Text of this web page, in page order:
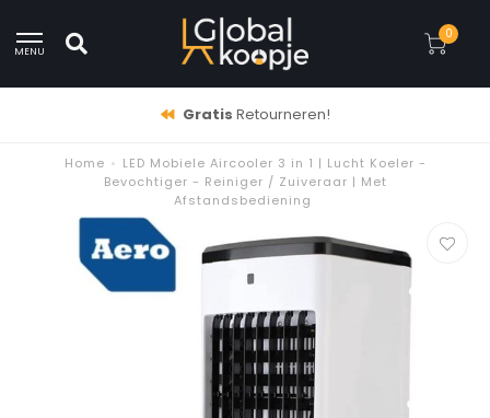
MENU
0
Gratis Retourneren!
Home • LED Mobiele Aircooler 3 in 1 | Lucht Koeler -
Bevochtiger - Reiniger / Zuiveraar | Met
Afstandsbediening